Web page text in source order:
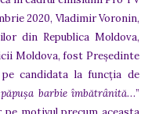
2020, Vladimir Voronin,
din Republica Moldova,
Moldova, fost Președinte
candidata la funcția de
păpușa barbie îmbătrânită…”